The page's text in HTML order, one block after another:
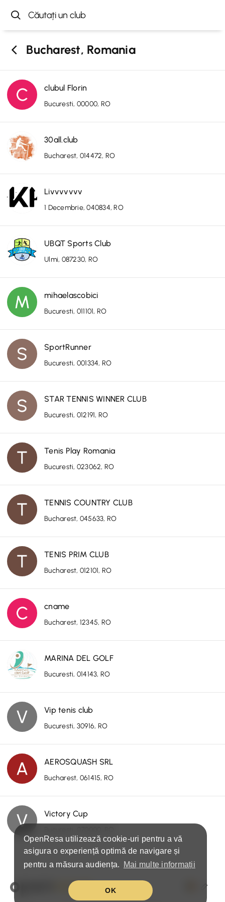
OpenResa utilizează cookie-uri pentru a vă
asigura o experiență optimă de navigare și
pentru a măsura audiența.
Mai multe informații
OK
Bucharest, Romania
clubul Florin
Bucuresti, 00000, RO
30all.club
Bucharest, 014472, RO
Livvvvvvv
1 Decembrie, 040834, RO
UBQT Sports Club
Ulmi, 087230, RO
mihaelascobici
Bucuresti, 011101, RO
SportRunner
Bucuresti, 001334, RO
STAR TENNIS WINNER CLUB
Bucuresti, 012191, RO
Tenis Play Romania
Bucuresti, 023062, RO
TENNIS COUNTRY CLUB
Bucharest, 045633, RO
TENIS PRIM CLUB
Bucharest, 012101, RO
cname
Bucharest, 12345, RO
MARINA DEL GOLF
Bucuresti, 014143, RO
Vip tenis club
Bucuresti, 30916, RO
AEROSQUASH SRL
Bucharest, 061415, RO
Victory Cup